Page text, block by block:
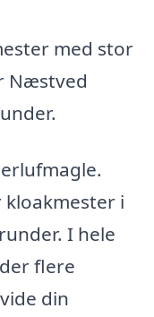
med stor
Næstved
kloakmester i
I hele
flere
din